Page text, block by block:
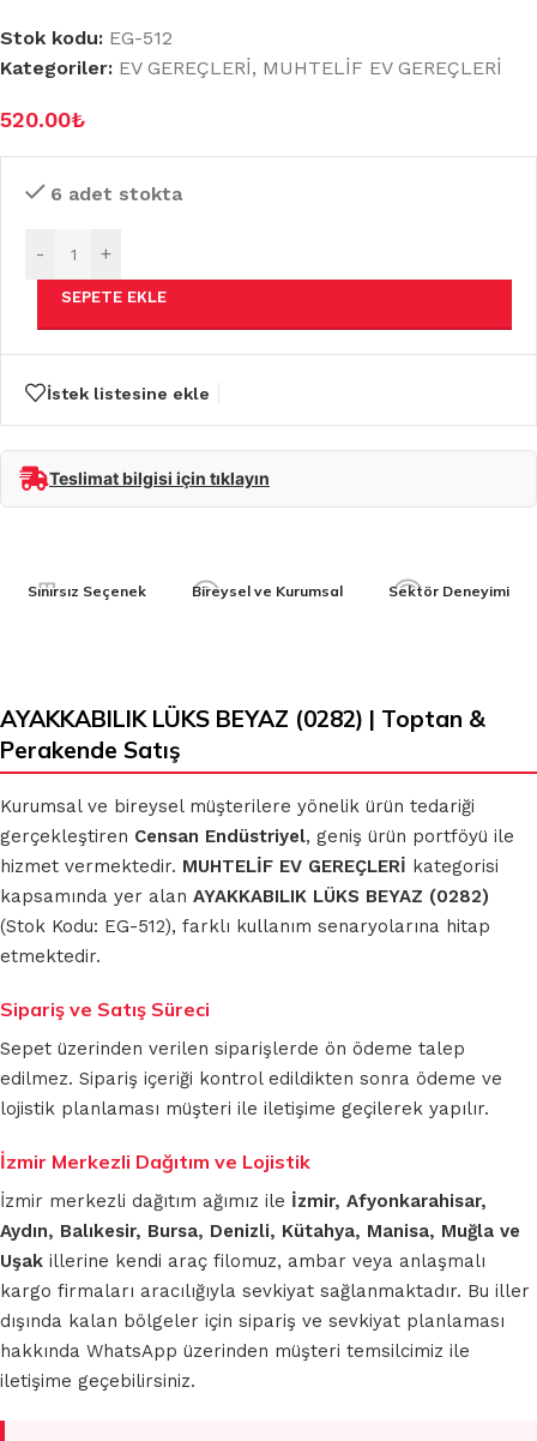
Stok kodu: EG-512
Kategoriler: EV GEREÇLERİ, MUHTELİF EV GEREÇLERİ
520.00₺
6 adet stokta
- +
SEPETE EKLE
İstek listesine ekle
Teslimat bilgisi için tıklayın
Sınırsız Seçenek Bireysel ve Kurumsal Sektör Deneyimi
AYAKKABILIK LÜKS BEYAZ (0282) | Toptan &
Perakende Satış
Kurumsal ve bireysel müşterilere yönelik ürün tedariği
gerçekleştiren Censan Endüstriyel, geniş ürün portföyü ile
hizmet vermektedir. MUHTELİF EV GEREÇLERİ kategorisi
kapsamında yer alan AYAKKABILIK LÜKS BEYAZ (0282)
(Stok Kodu: EG-512), farklı kullanım senaryolarına hitap
etmektedir.
Sipariş ve Satış Süreci
Sepet üzerinden verilen siparişlerde ön ödeme talep
edilmez. Sipariş içeriği kontrol edildikten sonra ödeme ve
lojistik planlaması müşteri ile iletişime geçilerek yapılır.
İzmir Merkezli Dağıtım ve Lojistik
İzmir merkezli dağıtım ağımız ile İzmir, Afyonkarahisar,
Aydın, Balıkesir, Bursa, Denizli, Kütahya, Manisa, Muğla ve
Uşak illerine kendi araç filomuz, ambar veya anlaşmalı
kargo firmaları aracılığıyla sevkiyat sağlanmaktadır. Bu iller
dışında kalan bölgeler için sipariş ve sevkiyat planlaması
hakkında WhatsApp üzerinden müşteri temsilcimiz ile
iletişime geçebilirsiniz.